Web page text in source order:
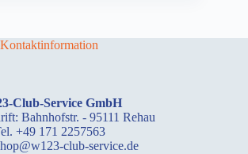
Kontaktinformation
Club-Service GmbH
Bahnhofstr. - 95111 Rehau
+49 171 2257563
club-service.de